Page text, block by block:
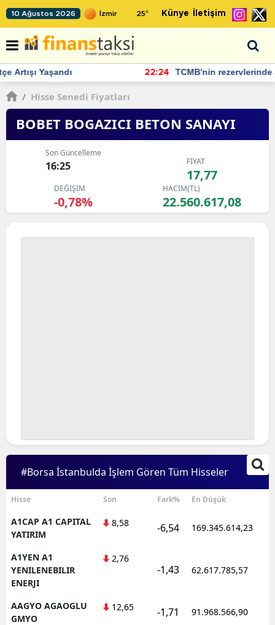
10 Ağustos 2026 25° Künye İletişim
22:24 TCMB'nin rezervlerinde artan momentum devam ediyor
/ Hisse Senedi Fiyatları
BOBET BOGAZICI BETON SANAYI
Son Güncelleme
16:25 FİYAT
17,77
DEĞİŞİM
-0,78%
HACİM(TL)
22.560.617,08
#Borsa İstanbulda İşlem Gören Tüm Hisseler
Hisse Son Fark% En Düşük
A1CAP A1 CAPITAL
YATIRIM
8,58 -6,54 169.345.614,23
A1YEN A1
YENILENEBILIR
ENERJI
2,76
-1,43 62.617.785,57
AAGYO AGAOGLU
GMYO
12,65 -1,71 91.968.566,90